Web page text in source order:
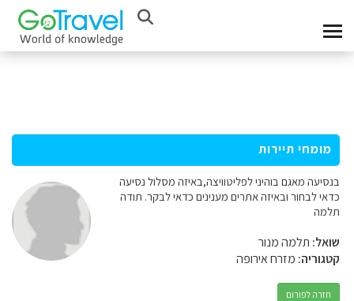
מומחי תיירות
בנסיעה מאגם בוהיני לפליטוויצה,באיזה מסלול נסיעה
כדאי לבחור ובאיזה אתרים מענינים כדאי לבקר. תודה
תלמה
שואל: תלמה מנור
קטגוריה: מזרח אירופה
חזרה לפורום